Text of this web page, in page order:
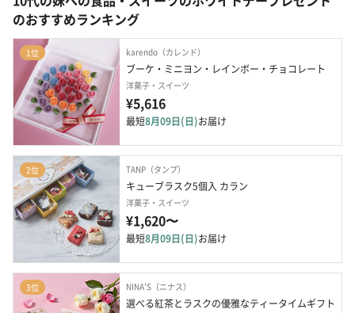
のおすすめランキング
1位 karendo（カレンド）
ブーケ・ミニヨン・レインボー・チョコレート
洋菓子・スイーツ
¥5,616
最短8月09日(日)お届け
2位 TANP（タンプ）
キューブラスク5個入 カラン
洋菓子・スイーツ
¥1,620〜
最短8月09日(日)お届け
3位 NINA'S（ニナス）
選べる紅茶とラスクの優雅なティータイムギフト